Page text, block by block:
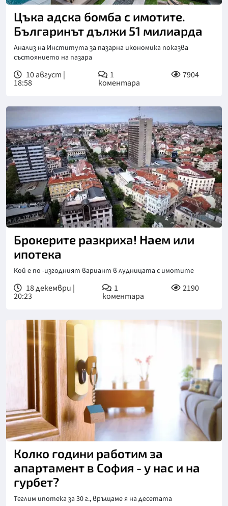
Цъка адска бомба с имотите.
Българинът дължи 51 милиарда
Анализ на Института за пазарна икономика показва
състоянието на пазара
10 август |
18:58
1
коментара
7904
Брокерите разкриха! Наем или
ипотека
Кой е по -изгодният вариант в лудницата с имотите
18 декември |
20:23
1
коментара
2190
Колко години работим за
апартамент в София - у нас и на
гурбет?
Теглим ипотека за 30 г., връщаме я на десетата